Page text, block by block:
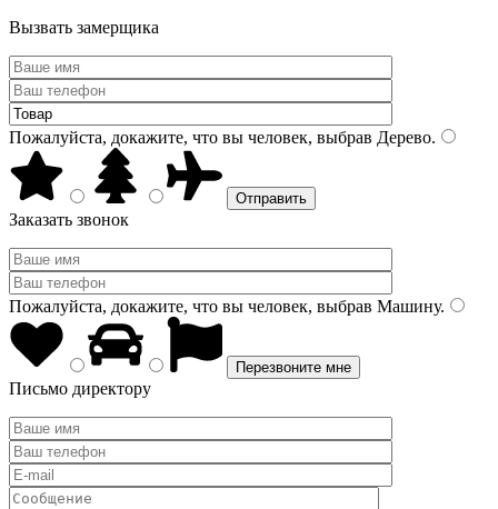
Вызвать замерщика
Пожалуйста, докажите, что вы человек, выбрав Дерево.
Заказать звонок
Пожалуйста, докажите, что вы человек, выбрав Машину.
Письмо директору